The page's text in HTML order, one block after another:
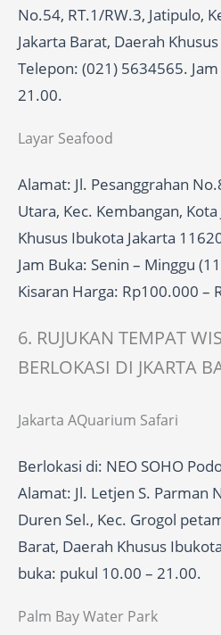
No.54, RT.1/RW.3, Jatipulo,
Jakarta Barat, Daerah
Telepon: (021) 5634565.
21.00.
Layar Seafood
Alamat: Jl. Pesanggrahan
Utara, Kec. Kembangan,
Khusus Ibukota Jakarta
Jam Buka: Senin – Minggu
Kisaran Harga: Rp100.000 –
6. RUJUKAN TEMPAT
BERLOKASI DI JKARTA
Jakarta AQuarium Safari
Berlokasi di: NEO SOHO
Alamat: Jl. Letjen S. Parman
Duren Sel., Kec. Grogol
Barat, Daerah Khusus
buka: pukul 10.00 – 21.00.
Palm Bay Water Park